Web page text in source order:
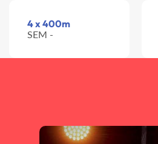
4 x 400m
SEM -